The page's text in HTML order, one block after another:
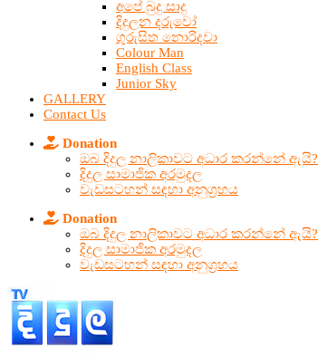
අපේ බුදු සාදු
දිදුලන දරුවෝ
ගුරුසිත නොරිදවා
Colour Man
English Class
Junior Sky
GALLERY
Contact Us
Donation
ඔබ දිදුල නාලිකාවට අධාර කරන්නේ ඇයි?
දිදුල සාමාජික අරමුදල
වැඩසටහන් සඳහා අනුග්‍රහය
Donation
ඔබ දිදුල නාලිකාවට අධාර කරන්නේ ඇයි?
දිදුල සාමාජික අරමුදල
වැඩසටහන් සඳහා අනුග්‍රහය